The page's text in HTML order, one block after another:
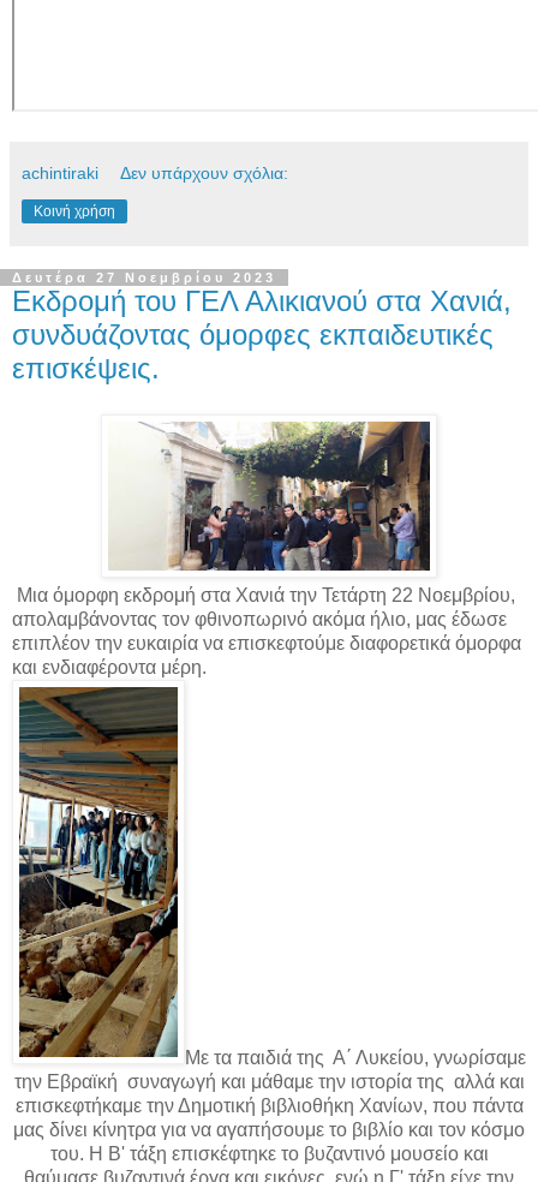
achintiraki Δεν υπάρχουν σχόλια:
Κοινή χρήση
Δευτέρα 27 Νοεμβρίου 2023
Εκδρομή του ΓΕΛ Αλικιανού στα Χανιά,
συνδυάζοντας όμορφες εκπαιδευτικές
επισκέψεις.
Μια όμορφη εκδρομή στα Χανιά την Τετάρτη 22 Νοεμβρίου,
απολαμβάνοντας τον φθινοπωρινό ακόμα ήλιο, μας έδωσε
επιπλέον την ευκαιρία να επισκεφτούμε διαφορετικά όμορφα
και ενδιαφέροντα μέρη.
Με τα παιδιά της Α΄ Λυκείου, γνωρίσαμε
την Εβραϊκή συναγωγή και μάθαμε την ιστορία της αλλά και
επισκεφτήκαμε την Δημοτική βιβλιοθήκη Χανίων, που πάντα
μας δίνει κίνητρα για να αγαπήσουμε το βιβλίο και τον κόσμο
του. Η Β' τάξη επισκέφτηκε το βυζαντινό μουσείο και
θαύμασε βυζαντινά έργα και εικόνες, ενώ η Γ' τάξη είχε την